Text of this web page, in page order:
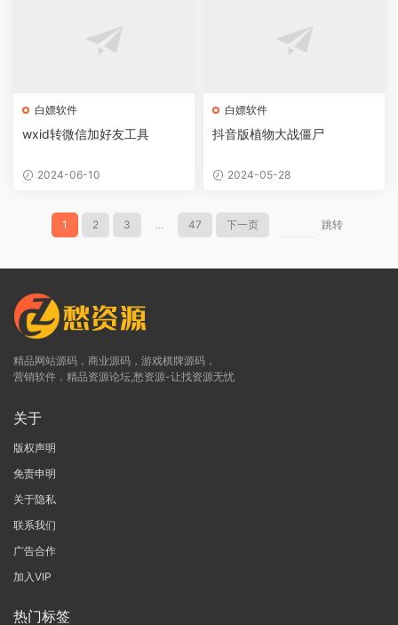
白嫖软件
wxid转微信加好友工具
2024-06-10
白嫖软件
抖音版植物大战僵尸
2024-05-28
1 2 3 ... 47 下一页 跳转
精品网站源码，商业源码，游戏棋牌源码，
营销软件，精品资源论坛,愁资源-让找资源无忧
关于
版权声明
免责申明
关于隐私
联系我们
广告合作
加入VIP
热门标签